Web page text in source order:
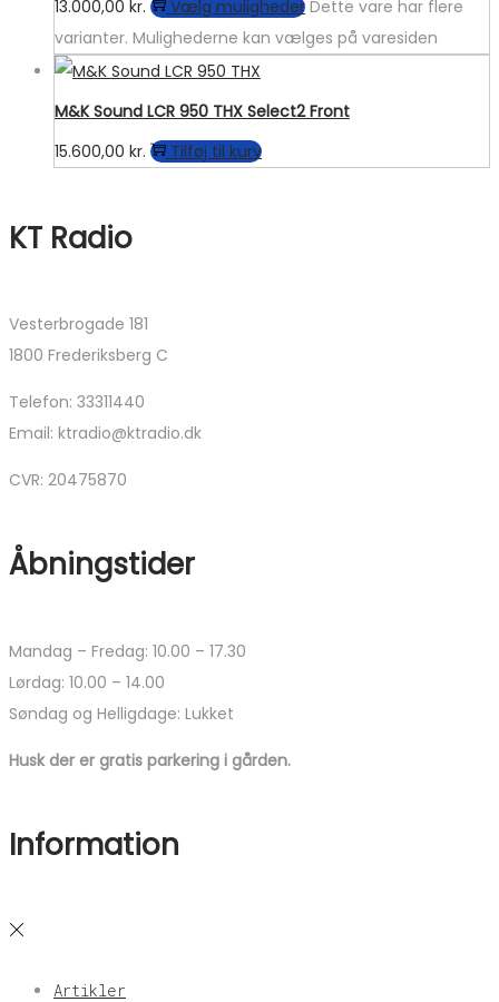
13.000,00 kr. Vælg muligheder Dette vare har flere
varianter. Mulighederne kan vælges på varesiden
M&K Sound LCR 950 THX Select2 Front
15.600,00 kr. Tilføj til kurv
KT Radio
Vesterbrogade 181
1800 Frederiksberg C
Telefon: 33311440
Email: ktradio@ktradio.dk
CVR: 20475870
Åbningstider
Mandag – Fredag: 10.00 – 17.30
Lørdag: 10.00 – 14.00
Søndag og Helligdage: Lukket
Husk der er gratis parkering i gården.
Information
Artikler